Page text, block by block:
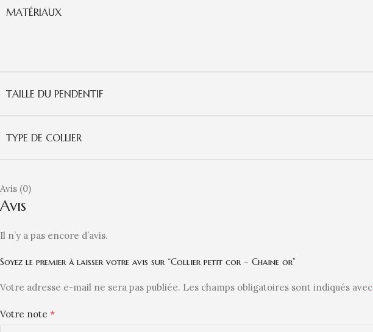
MATÉRIAUX
TAILLE DU PENDENTIF
TYPE DE COLLIER
Avis (0)
Avis
Il n’y a pas encore d’avis.
Soyez le premier à laisser votre avis sur “Collier petit cor – Chaine or”
Votre adresse e-mail ne sera pas publiée. Les champs obligatoires sont indiqués avec
Votre note *